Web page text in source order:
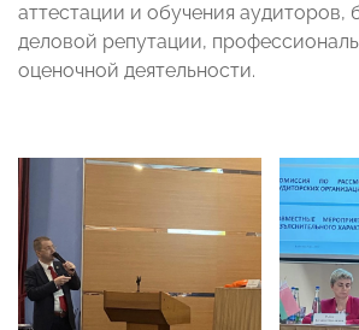
аттестации и обучения аудиторов,
деловой репутации,
оценочной деятельности.